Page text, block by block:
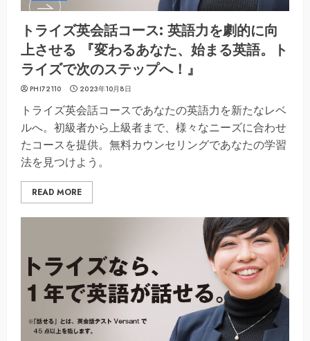
トライズ英会話コース: 英語力を劇的に向
上させる 『変わるあなた、始まる英語。ト
ライズで次のステップへ！』
PHI72110 2023年10月8日
トライズ英会話コースであなたの英語力を新たなレベ
ルへ。初級者から上級者まで、様々なニーズに合わせ
たコースを提供。無料カウンセリングであなたの学習
法を見つけよう。
READ MORE